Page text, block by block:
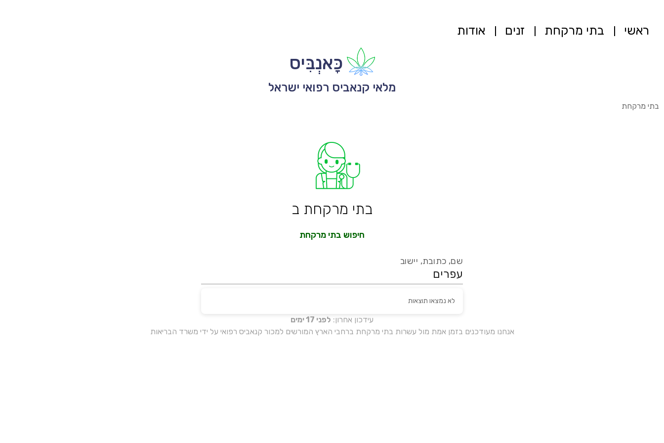
ראשי בתי מרקחת זנים אודות
כָּאנְבִּיס
מלאי קנאביס רפואי ישראל
בתי מרקחת
בתי מרקחת ב
חיפוש בתי מרקחת
שם, כתובת, יישוב
עידכון אחרון: לפני 17 ימים
אנחנו מעודכנים בזמן אמת מול עשרות בתי מרקחת ברחבי הארץ המורשים למכור קנאביס רפואי על ידי משרד הבריאות
לא נמצאו תוצאות